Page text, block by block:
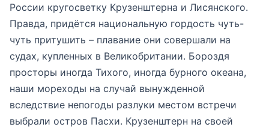
России кругосветку Крузенштерна и Лисянского.
Правда, придётся национальную гордость чуть-
чуть притушить – плавание они совершали на
судах, купленных в Великобритании. Бороздя
просторы иногда Тихого, иногда бурного океана,
наши мореходы на случай вынужденной
вследствие непогоды разлуки местом встречи
выбрали остров Пасхи. Крузенштерн на своей